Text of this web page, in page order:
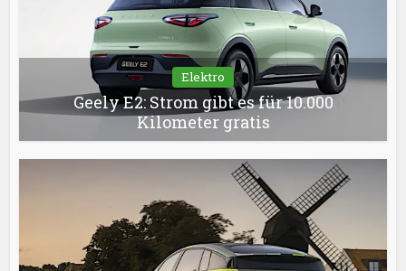
Elektro
Geely E2: Strom gibt es für 10.000
Kilometer gratis